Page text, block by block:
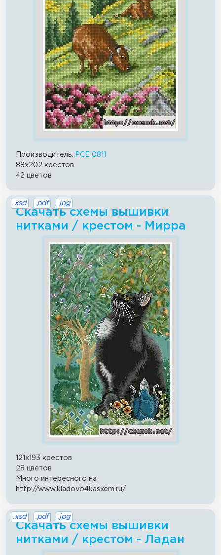
Производитель:
PCE 0811
88x202 крестов
42 цветов
Скачать схемы вышивки
нитками / крестом - Мирра
.xsd .pdf .jpg
121x193 крестов
28 цветов
Много интересного на
http://www.kladovo4kasxem.ru/
Скачать схемы вышивки
нитками / крестом - Ладан
.xsd .pdf .jpg